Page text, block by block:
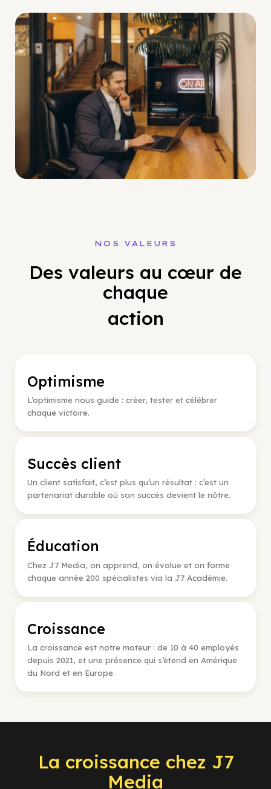
NOS VALEURS
Des valeurs au cœur de
chaque
action
Optimisme
L’optimisme nous guide : créer, tester et célébrer
chaque victoire.
Succès client
Un client satisfait, c’est plus qu’un résultat : c’est un
partenariat durable où son succès devient le nôtre.
Éducation
Chez J7 Media, on apprend, on évolue et on forme
chaque année 200 spécialistes via la J7 Académie.
Croissance
La croissance est notre moteur : de 10 à 40 employés
depuis 2021, et une présence qui s’étend en Amérique
du Nord et en Europe.
La croissance chez J7
Media